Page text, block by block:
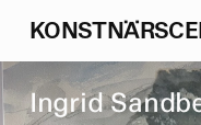
KONSTNÄRSCE
Ingrid Sandb